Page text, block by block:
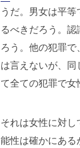
うだ。男女は平
るべきだろう。
ろう。他の犯罪
は言えないが、
て全ての犯罪で女
それは女性に対
能性は確かにある